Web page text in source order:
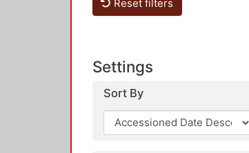
Reset filters
Settings
Sort By